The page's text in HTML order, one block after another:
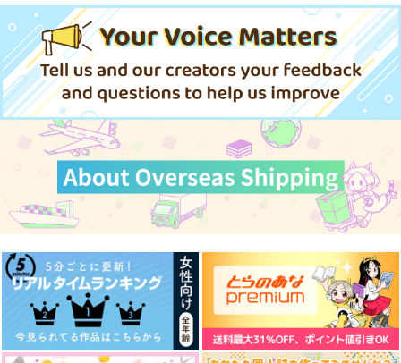
15
趣ハイジャンプ
880円（税込）
東方仗助
サンプル
作品詳細
944円（税込）
ジョルノ×ミスタ
サンプル
g-rough
220円（税込）
花京院典明×空条承太郎
サンプル